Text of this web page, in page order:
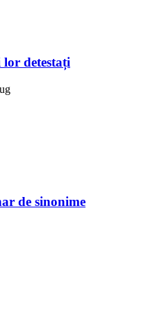
detestați
de sinonime